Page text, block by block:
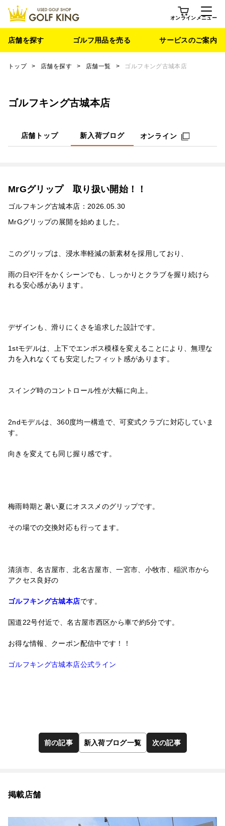
オンライン メニュー
店舗を探す ゴルフ用品を売る サービスのご案内
トップ > 店舗を探す > 店舗一覧 > ゴルフキング古城本店
ゴルフキング古城本店
店舗トップ 新入荷ブログ オンライン
MrGグリップ 取り扱い開始！！
ゴルフキング古城本店：2026.05.30
MrGグリップの展開を始めました。
このグリップは、浸水率軽減の新素材を採用しており、
雨の日や汗をかくシーンでも、しっかりとクラブを握り続けら
れる安心感があります。
デザインも、滑りにくさを追求した設計です。
1stモデルは、上下でエンボス模様を変えることにより、無理な
力を入れなくても安定したフィット感があります。
スイング時のコントロール性が大幅に向上。
2ndモデルは、360度均一構造で、可変式クラブに対応していま
す。
向きを変えても同じ握り感です。
梅雨時期と暑い夏にオススメのグリップです。
その場での交換対応も行ってます。
清須市、名古屋市、北名古屋市、一宮市、小牧市、稲沢市から
アクセス良好の
ゴルフキング古城本店です。
国道22号付近で、名古屋市西区から車で約5分です。
お得な情報、クーポン配信中です！！
ゴルフキング古城本店公式ライン
前の記事 新入荷ブログ一覧 次の記事
掲載店舗